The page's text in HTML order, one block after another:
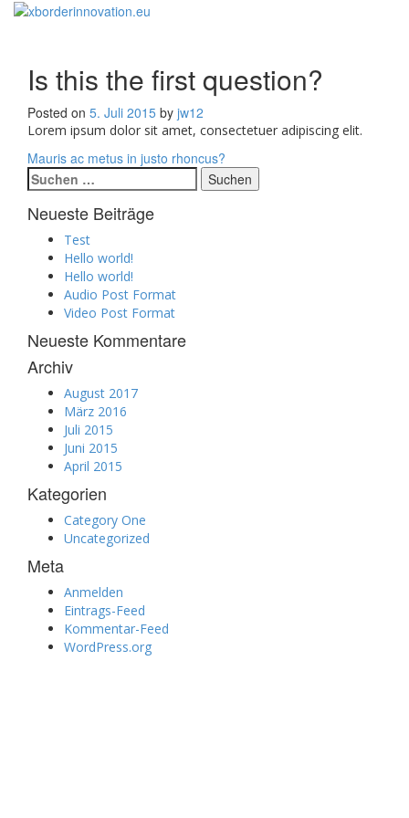
Is this the first question?
Posted on 5. Juli 2015 by jw12
Lorem ipsum dolor sit amet, consectetuer adipiscing elit.
Beitragsnavigation
Mauris ac metus in justo rhoncus?
Suchen
nach:
Neueste Beiträge
Test
Hello world!
Hello world!
Audio Post Format
Video Post Format
Neueste Kommentare
Archiv
August 2017
März 2016
Juli 2015
Juni 2015
April 2015
Kategorien
Category One
Uncategorized
Meta
Anmelden
Eintrags-Feed
Kommentar-Feed
WordPress.org